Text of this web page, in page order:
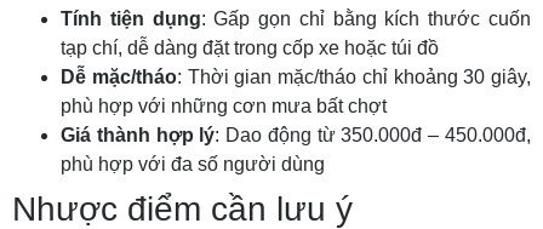
Tính tiện dụng: Gấp gọn chỉ bằng kích thước cuốn
tạp chí, dễ dàng đặt trong cốp xe hoặc túi đồ
Dễ mặc/tháo: Thời gian mặc/tháo chỉ khoảng 30 giây,
phù hợp với những cơn mưa bất chợt
Giá thành hợp lý: Dao động từ 350.000đ – 450.000đ,
phù hợp với đa số người dùng
Nhược điểm cần lưu ý